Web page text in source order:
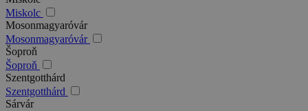
Miskolc
Mosonmagyaróvár
Mosonmagyaróvár
Šoproň
Šoproň
Szentgotthárd
Szentgotthárd
Sárvár